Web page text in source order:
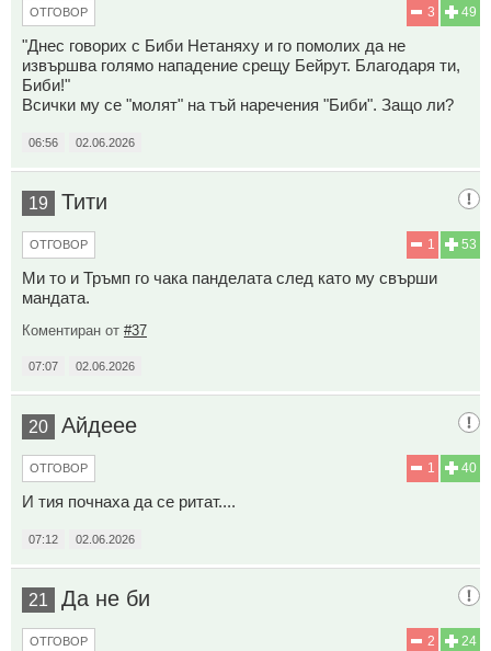
49
3
ОТГОВОР
"Днес говорих с Биби Нетаняху и го помолих да не
извършва голямо нападение срещу Бейрут. Благодаря ти,
Биби!"
Всички му се "молят" на тъй наречения "Биби". Защо ли?
06:56 02.06.2026
19 Тити
53
1
ОТГОВОР
Ми то и Тръмп го чака панделата след като му свърши
мандата.
Коментиран от #37
07:07 02.06.2026
20 Айдеее
40
1
ОТГОВОР
И тия почнаха да се ритат....
07:12 02.06.2026
21 Да не би
24
2
ОТГОВОР